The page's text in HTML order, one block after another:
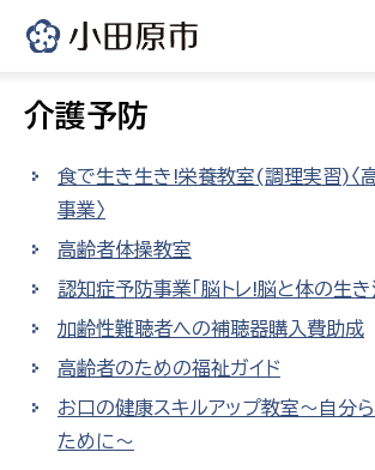
介護予防
食で生き生き!栄養教室(調理実習)〈
事業〉
高齢者体操教室
認知症予防事業「脳トレ!脳と体の生き
加齢性難聴者への補聴器購入費助成
高齢者のための福祉ガイド
お口の健康スキルアップ教室〜自分
ために〜